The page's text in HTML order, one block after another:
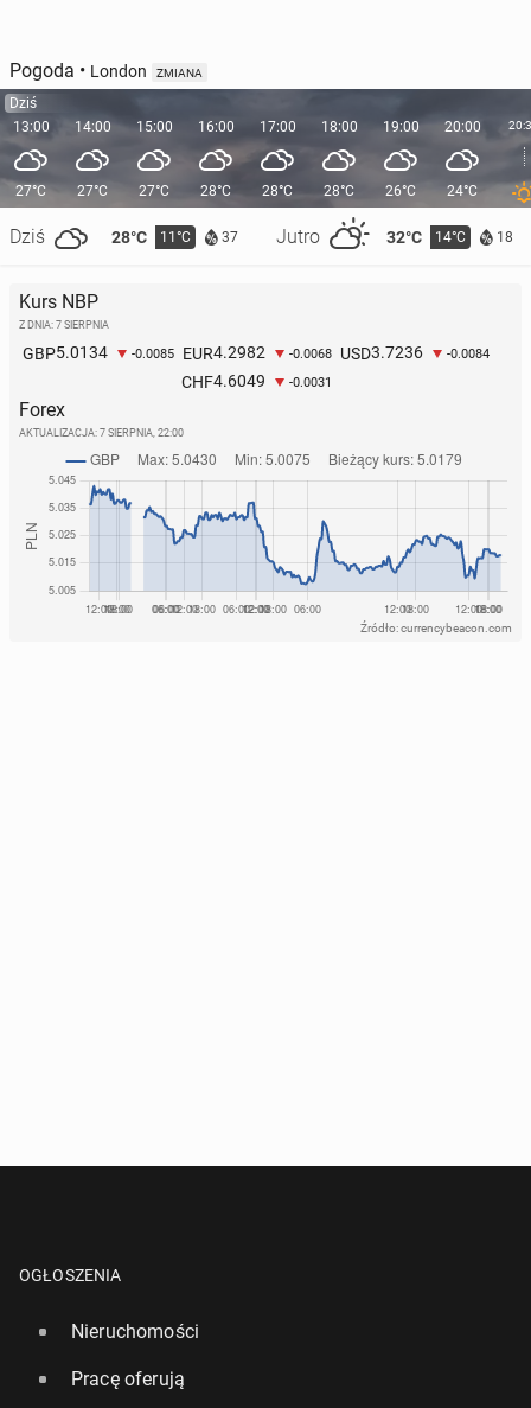
Pogoda • London ZMIANA
Dziś
13:00
27°C
Dziś 28°C 11°C 37 Jutro 32°C 14°C 18
14:00
27°C
15:00
27°C
16:00
28°C
17:00
28°C
18:00
28°C
19:00
26°C
20:00
24°C
Kurs NBP
Z DNIA: 7 SIERPNIA
GBP5.0134 -0.0085 EUR4.2982 -0.0068 USD3.7236 -0.0084
CHF4.6049 -0.0031
Forex
AKTUALIZACJA: 7 SIERPNIA, 22:00
Źródło: currencybeacon.com
OGŁOSZENIA
Nieruchomości
Pracę oferują